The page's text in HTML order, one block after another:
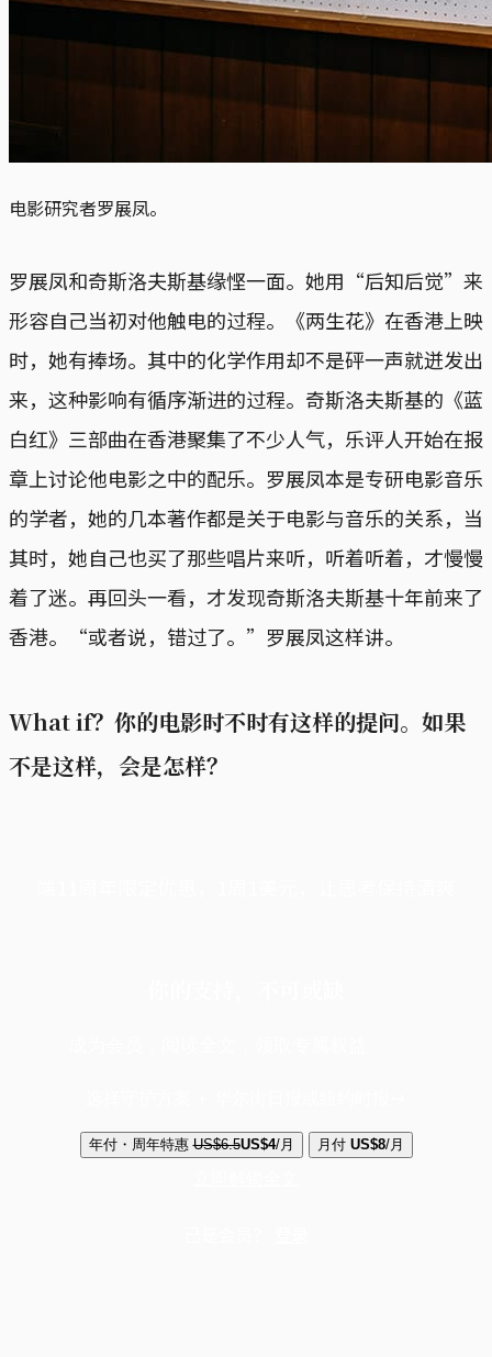
电影研究者罗展凤。
罗展凤和奇斯洛夫斯基缘悭一面。她用“后知后觉”来
形容自己当初对他触电的过程。《两生花》在香港上映
时，她有捧场。其中的化学作用却不是砰一声就迸发出
来，这种影响有循序渐进的过程。奇斯洛夫斯基的《蓝
白红》三部曲在香港聚集了不少人气，乐评人开始在报
章上讨论他电影之中的配乐。罗展凤本是专研电影音乐
的学者，她的几本著作都是关于电影与音乐的关系，当
其时，她自己也买了那些唱片来听，听着听着，才慢慢
着了迷。再回头一看，才发现奇斯洛夫斯基十年前来了
香港。“或者说，错过了。”罗展凤这样讲。
What if？你的电影时不时有这样的提问。如果
不是这样，会是怎样？
年付・周年特惠 US$6.5US$4/月 月付 US$8/月